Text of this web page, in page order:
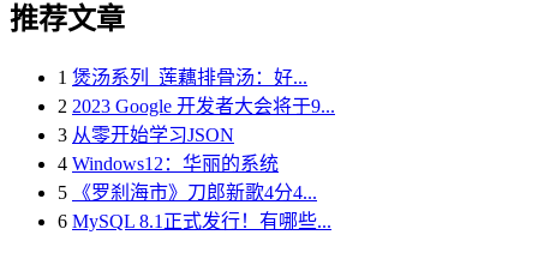
推荐文章
1 煲汤系列_莲藕排骨汤：好...
2 2023 Google 开发者大会将于9...
3 从零开始学习JSON
4 Windows12：华丽的系统
5
《罗刹海市》刀郎新歌4分4...
6 MySQL 8.1正式发行！有哪些...